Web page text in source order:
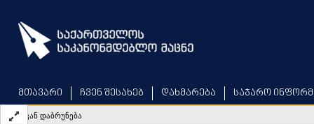
main
content
მთავარი ჩვენ შესახებ დახმარება საჯარო
უკან დაბრუნება